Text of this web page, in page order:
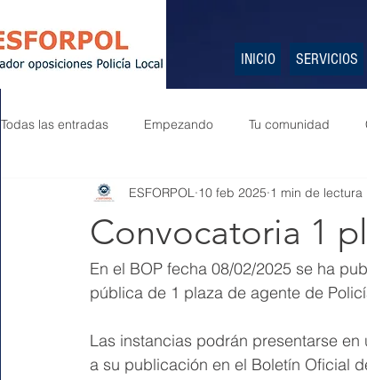
INICIO SERVICIOS
Todas las entradas Empezando Tu comunidad
Convocatoria 1
ESFORPOL 10 feb 2025 1 min de lectura
En el BOP fecha 08/02/2025 se ha
pública de 1 plaza de agente de
Las instancias podrán presentarse
a su publicación en el Boletín Oficial